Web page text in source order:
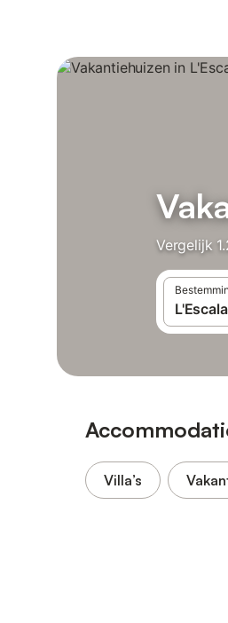
Vergelijk
Villa’s